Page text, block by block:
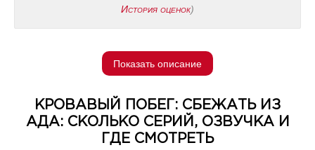
История оценок)
Показать описание
КРОВАВЫЙ ПОБЕГ: СБЕЖАТЬ ИЗ
АДА: СКОЛЬКО СЕРИЙ, ОЗВУЧКА И
ГДЕ СМОТРЕТЬ